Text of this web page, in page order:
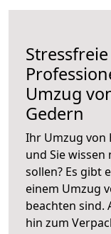
Umzug
Gedern
Ihr Umzug von
und Sie wissen
sollen? Es gibt
einem Umzug
beachten sind.
hin zum